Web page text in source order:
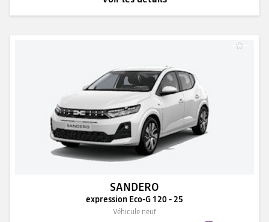
SANDERO
expression Eco-G 120 - 25
Véhicule neuf